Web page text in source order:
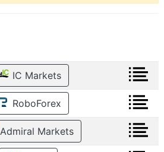
IC Markets
RoboForex
Admiral Markets